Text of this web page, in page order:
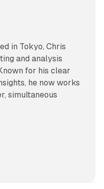
in Tokyo, Chris
and analysis
for his clear
he now works
simultaneous